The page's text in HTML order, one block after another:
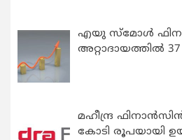
എയു സ്‌മോൾ
അറ്റാദായത്തിൽ
മഹീന്ദ്ര
കോടി രൂപയായി